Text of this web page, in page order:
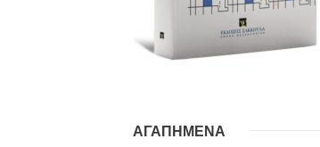
ΑΓΑΠΗΜΕΝΑ